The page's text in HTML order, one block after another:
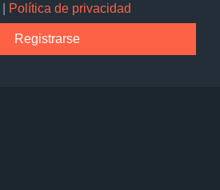
Política de privacidad
Registrarse